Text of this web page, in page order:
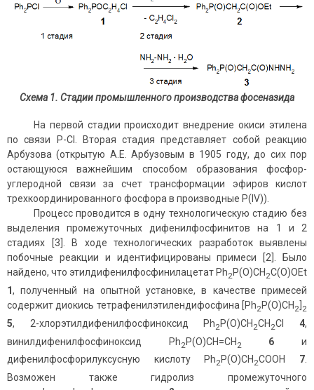
Схема 1. Стадии промышленного производства фосеназида
На первой стадии происходит внедрение окиси этилена
по связи P-Cl. Вторая стадия представляет собой реакцию
Арбузова (открытую А.Е. Арбузовым в 1905 году, до сих пор
остающуюся важнейшим способом образования фосфор-
углеродной связи за счет трансформации эфиров кислот
трехкоординированного фосфора в производные P(IV)).
Процесс проводится в одну технологическую стадию без
выделения промежуточных дифенилфосфинитов на 1 и 2
стадиях [3]. В ходе технологических разработок выявлены
побочные реакции и идентифицированы примеси [2]. Было
найдено, что этилдифенилфосфинилацетат Ph2P(O)CH 2C(O)OEt
1, полученный на опытной установке, в качестве примесей
содержит диокись тетрафенилэтилендифосфина [Ph2P(O)CH 2 2
5, 2-хлорэтилдифенилфосфиноксид Ph2P(O)CH 2CH 2Cl 4,
винилдифенилфосфиноксид Ph2 P(O)CH=CH 2 6 и
дифенилфосфорилуксусную кислоту Ph2P(O)CH 2COOH 7.
Возможен также гидролиз промежуточного